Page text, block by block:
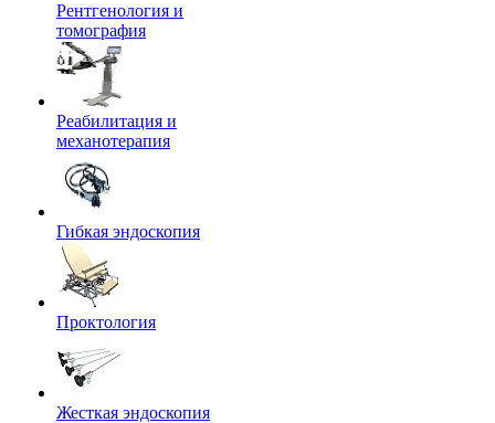
Рентгенология и
томография
Реабилитация и
механотерапия
Гибкая эндоскопия
Проктология
Жесткая эндоскопия